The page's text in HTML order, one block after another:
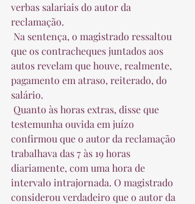
verbas salariais do autor da
reclamação.
que os contracheques juntados aos
autos revelam que houve, realmente,
pagamento em atraso, reiterado, do
salário.
testemunha ouvida em juízo
confirmou que o autor da reclamação
trabalhava das 7 às 19 horas
diariamente, com uma hora de
intervalo intrajornada. O magistrado
considerou verdadeiro que o autor da